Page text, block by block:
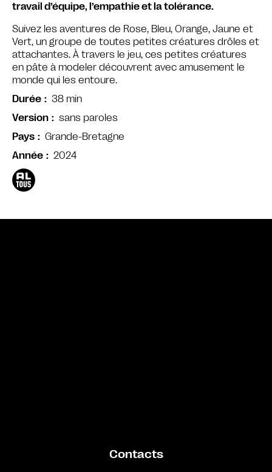
travail d’équipe, l’empathie et la tolérance.
Suivez les aventures de Rose, Bleu, Orange, Jaune et
Vert, un groupe de toutes petites créatures drôles et
attachantes. À travers le jeu, ces petites créatures
en pâte à modeler découvrent avec amusement le
monde qui les entoure.
Durée
38 min
Version
sans paroles
Pays
Grande-Bretagne
Année
2024
Contacts